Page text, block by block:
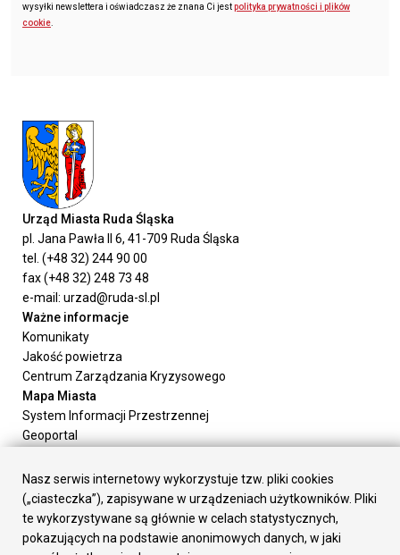
wysyłki newslettera i oświadczasz że znana Ci jestpolityka prywatności i plików
cookie
Urząd Miasta Ruda Śląska
pl. Jana Pawła II 6, 41-709 Ruda Śląska
tel. (+48 32) 244 90 00
fax (+48 32) 248 73 48
e-mail: urzad@ruda-sl.pl
Ważne informacje
Komunikaty
Jakość powietrza
Centrum Zarządzania Kryzysowego
Mapa Miasta
System Informacji Przestrzennej
Geoportal
Załatw sprawę
Prezydent Miasta
Rada Miasta
Wydziały
Nasz serwis internetowy wykorzystuje tzw. pliki cookies
(„ciasteczka”), zapisywane w urządzeniach użytkowników. Pliki
te wykorzystywane są głównie w celach statystycznych,
pokazujących na podstawie anonimowych danych, w jaki